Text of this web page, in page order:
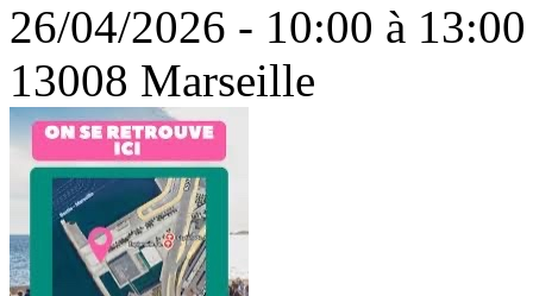
26/04/2026 - 10:00 à 13:00
13008 Marseille